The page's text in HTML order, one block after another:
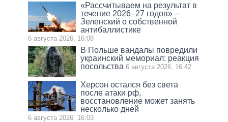
«Рассчитываем на результат в
течение 2026–27 годов» –
Зеленский о собственной
антибаллистике
6 августа 2026, 16:08
В Польше вандалы повредили
украинский мемориал: реакция
посольства 6 августа 2026, 16:42
Херсон остался без света
после атаки рф,
восстановление может занять
несколько дней
6 августа 2026, 16:03